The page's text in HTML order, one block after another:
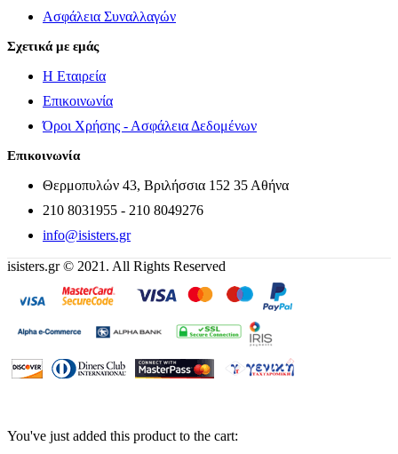
Ασφάλεια Συναλλαγών
Σχετικά με εμάς
Η Εταιρεία
Επικοινωνία
Όροι Χρήσης - Ασφάλεια Δεδομένων
Επικοινωνία
Θερμοπυλών 43, Βριλήσσια 152 35 Αθήνα
210 8031955 - 210 8049276
info@isisters.gr
isisters.gr © 2021. All Rights Reserved
You've just added this product to the cart: